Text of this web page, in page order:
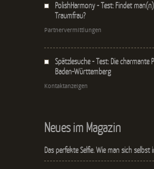
PolishHarmony - Test: Findet
Traumfrau?
Partnervermittlungen
Spätzlesuche - Test: Die charmante
Baden-Württemberg
Kontaktanzeigen
Neues im Magazin
Das perfekte Selfie. Wie man sich